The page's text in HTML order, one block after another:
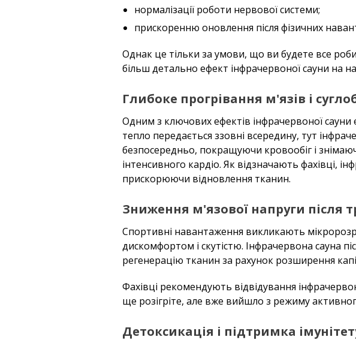
нормалізації роботи нервової системи;
прискоренню оновлення після фізичних
Однак це тільки за умови, що ви будете все
більш детально ефект інфрачервоної сауни на
Глибоке прогрівання м'язів і
Одним з ключових ефектів інфрачервоної сауни
тепло передається ззовні всередину, тут
безпосередньо, покращуючи кровообіг і
інтенсивного кардіо. Як відзначають фахівці,
прискорюючи відновлення тканин.
Зниження м'язової напруги після
Спортивні навантаження викликають
дискомфортом і скутістю. Інфрачервона сауна
регенерацію тканин за рахунок розширення
Фахівці рекомендують відвідування
ще розігріте, але вже вийшло з режиму
Детоксикація і підтримка